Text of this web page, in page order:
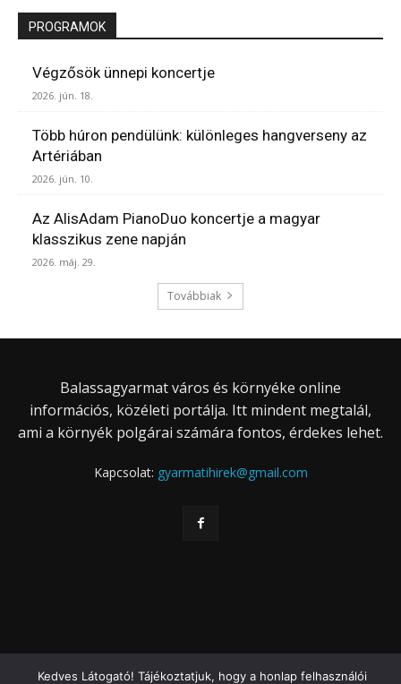
PROGRAMOK
Végzősök ünnepi koncertje
2026. jún. 18.
Több húron pendülünk: különleges hangverseny az
Artériában
2026. jún. 10.
Az AlisAdam PianoDuo koncertje a magyar
klasszikus zene napján
2026. máj. 29.
Továbbiak
Balassagyarmat város és környéke online
információs, közéleti portálja. Itt mindent megtalál,
ami a környék polgárai számára fontos, érdekes lehet.
Kapcsolat: gyarmatihirek@gmail.com
Kedves Látogató! Tájékoztatjuk, hogy a honlap felhasználói